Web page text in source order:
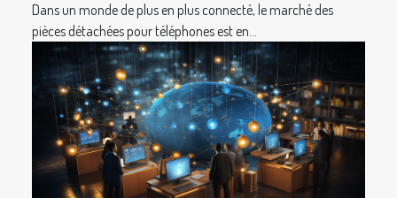
Dans un monde de plus en plus connecté, le marché des
pièces détachées pour téléphones est en...